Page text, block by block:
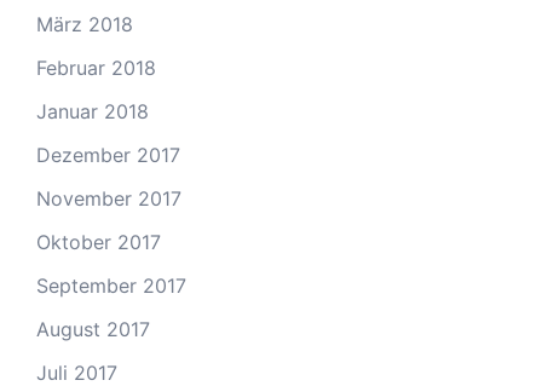
März 2018
Februar 2018
Januar 2018
Dezember 2017
November 2017
Oktober 2017
September 2017
August 2017
Juli 2017